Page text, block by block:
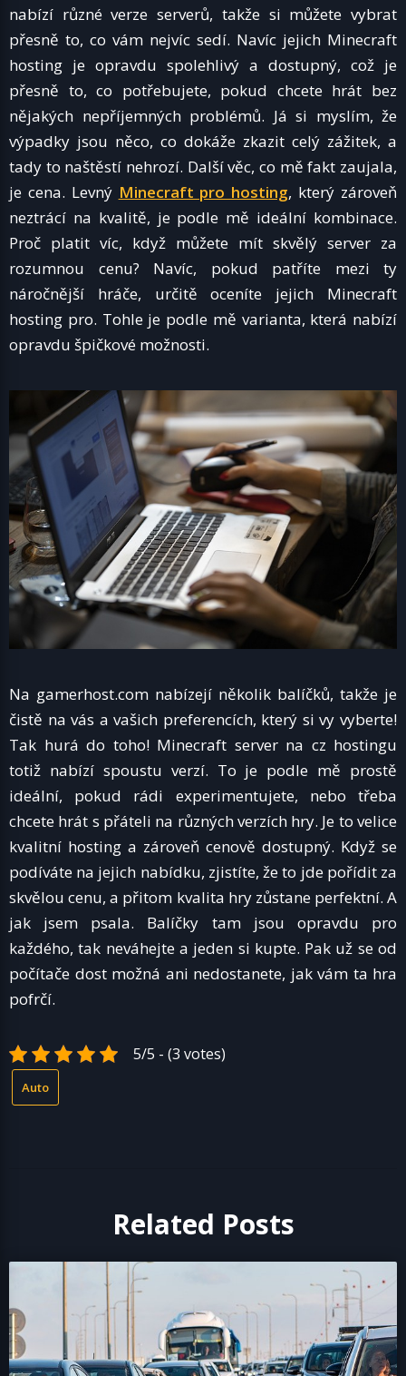
nabízí různé verze serverů, takže si můžete vybrat
přesně to, co vám nejvíc sedí. Navíc jejich Minecraft
hosting je opravdu spolehlivý a dostupný, což je
přesně to, co potřebujete, pokud chcete hrát bez
nějakých nepříjemných problémů. Já si myslím, že
výpadky jsou něco, co dokáže zkazit celý zážitek, a
tady to naštěstí nehrozí. Další věc, co mě fakt zaujala,
je cena. Levný Minecraft pro hosting, který zároveň
neztrácí na kvalitě, je podle mě ideální kombinace.
Proč platit víc, když můžete mít skvělý server za
rozumnou cenu? Navíc, pokud patříte mezi ty
náročnější hráče, určitě oceníte jejich Minecraft
hosting pro. Tohle je podle mě varianta, která nabízí
opravdu špičkové možnosti.
Na gamerhost.com nabízejí několik balíčků, takže je
čistě na vás a vašich preferencích, který si vy vyberte!
Tak hurá do toho! Minecraft server na cz hostingu
totiž nabízí spoustu verzí. To je podle mě prostě
ideální, pokud rádi experimentujete, nebo třeba
chcete hrát s přáteli na různých verzích hry. Je to velice
kvalitní hosting a zároveň cenově dostupný. Když se
podíváte na jejich nabídku, zjistíte, že to jde pořídit za
skvělou cenu, a přitom kvalita hry zůstane perfektní. A
jak jsem psala. Balíčky tam jsou opravdu pro
každého, tak neváhejte a jeden si kupte. Pak už se od
počítače dost možná ani nedostanete, jak vám ta hra
pofrčí.
5/5 - (3 votes)
Auto
Related Posts